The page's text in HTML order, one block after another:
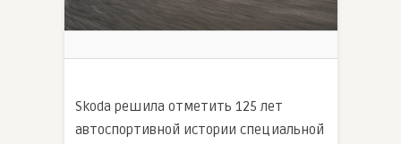
Skoda решила отметить 125 лет
автоспортивной истории специальной